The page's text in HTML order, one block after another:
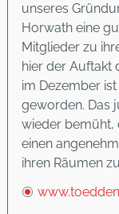
unseres
Horwath eine
Mitglieder zu
hier der Auftakt
im Dezember
geworden. Das
wieder bemüht,
einen
ihren Räumen